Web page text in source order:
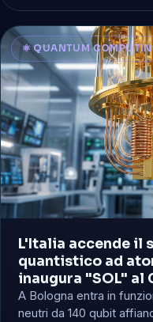
⚛️ QUANTUM
L'Italia accende il
quantistico ad
inaugura "SOL" al
A Bologna entra in
neutri da 140 qubit